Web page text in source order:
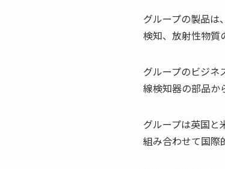
グループの製品は
検知、放射性物質
グループのビジネ
線検知器の部品か
グループは英国と
組み合わせて国際